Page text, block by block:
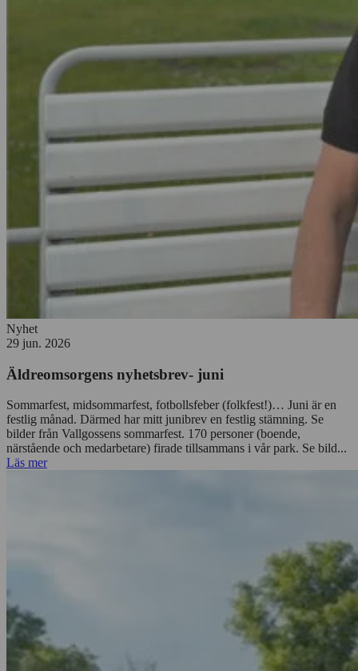
Nyhet
29 jun. 2026
Äldreomsorgens nyhetsbrev- juni
Sommarfest, midsommarfest, fotbollsfeber (folkfest!)… Juni är en
festlig månad. Därmed har mitt junibrev en festlig stämning. Se
bilder från Vallgossens sommarfest. 170 personer (boende,
närstående och medarbetare) firade tillsammans i vår park. Se bild...
Läs mer